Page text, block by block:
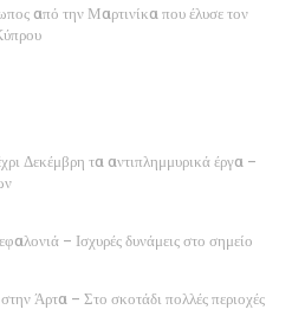
από την Μαρτινίκα που έλυσε τον
Δεκέμβρη τα αντιπλημμυρικά έργα –
– Ισχυρές δυνάμεις στο σημείο
Άρτα – Στο σκοτάδι πολλές περιοχές